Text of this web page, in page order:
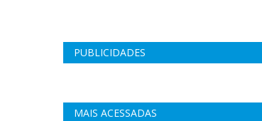
PUBLICIDADES
MAIS ACESSADAS